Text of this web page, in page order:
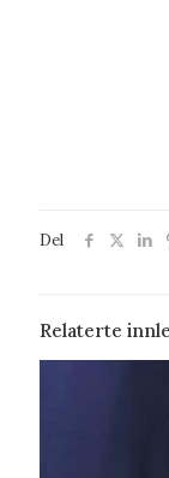
Del
Relaterte